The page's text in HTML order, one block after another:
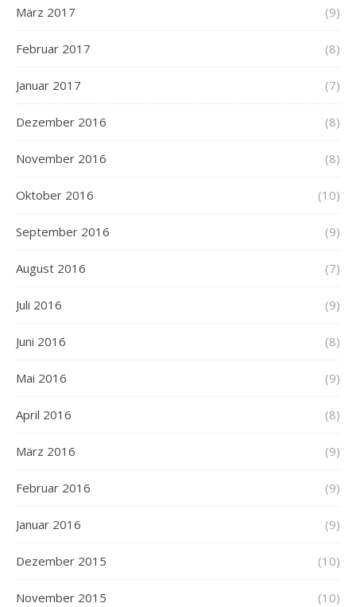
März 2017 (9)
Februar 2017 (8)
Januar 2017 (7)
Dezember 2016 (8)
November 2016 (8)
Oktober 2016 (10)
September 2016 (9)
August 2016 (7)
Juli 2016 (9)
Juni 2016 (8)
Mai 2016 (9)
April 2016 (8)
März 2016 (9)
Februar 2016 (9)
Januar 2016 (9)
Dezember 2015 (10)
November 2015 (10)